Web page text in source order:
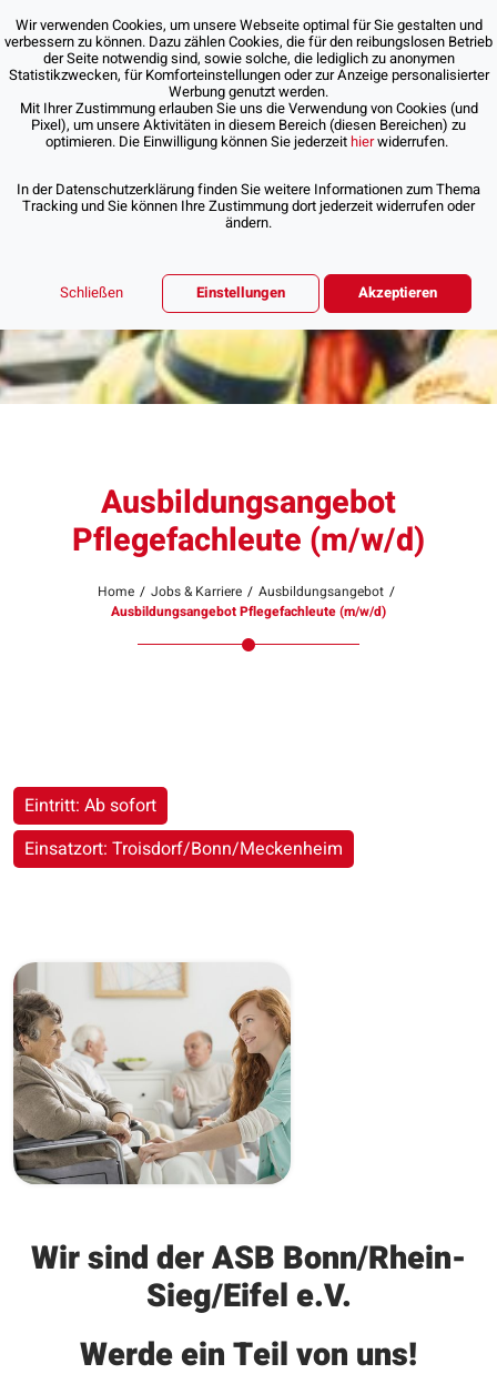
Ausbildungsangebot
Pflegefachleute (m/w/d)
Home / Jobs & Karriere / Ausbildungsangebot /
Ausbildungsangebot Pflegefachleute (m/w/d)
Eintritt: Ab sofort
Einsatzort: Troisdorf/Bonn/Meckenheim
Wir sind der ASB Bonn/Rhein-
Sieg/Eifel e.V.
Werde ein Teil von uns!
Wir verwenden Cookies, um unsere Webseite optimal für Sie gestalten und
verbessern zu können. Dazu zählen Cookies, die für den reibungslosen Betrieb
der Seite notwendig sind, sowie solche, die lediglich zu anonymen
Statistikzwecken, für Komforteinstellungen oder zur Anzeige personalisierter
Werbung genutzt werden.
Mit Ihrer Zustimmung erlauben Sie uns die Verwendung von Cookies (und
Pixel), um unsere Aktivitäten in diesem Bereich (diesen Bereichen) zu
optimieren. Die Einwilligung können Sie jederzeithierwiderrufen.
In der Datenschutzerklärung finden Sie weitere Informationen zum Thema
Tracking und Sie können Ihre Zustimmung dort jederzeit widerrufen oder
ändern.
Schließen Einstellungen Akzeptieren